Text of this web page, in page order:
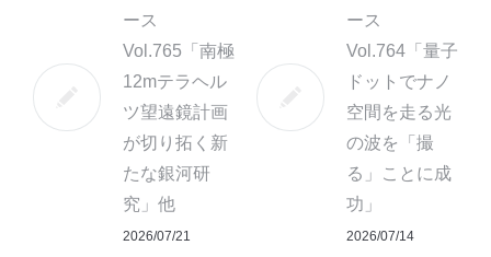
ース
Vol.765「南極
12mテラヘル
ツ望遠鏡計画
が切り拓く新
たな銀河研
究」他
2026/07/21
ース
Vol.764「量子
ドットでナノ
空間を走る光
の波を「撮
る」ことに成
功」
2026/07/14